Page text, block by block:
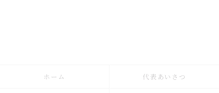
ホーム 代表あいさつ